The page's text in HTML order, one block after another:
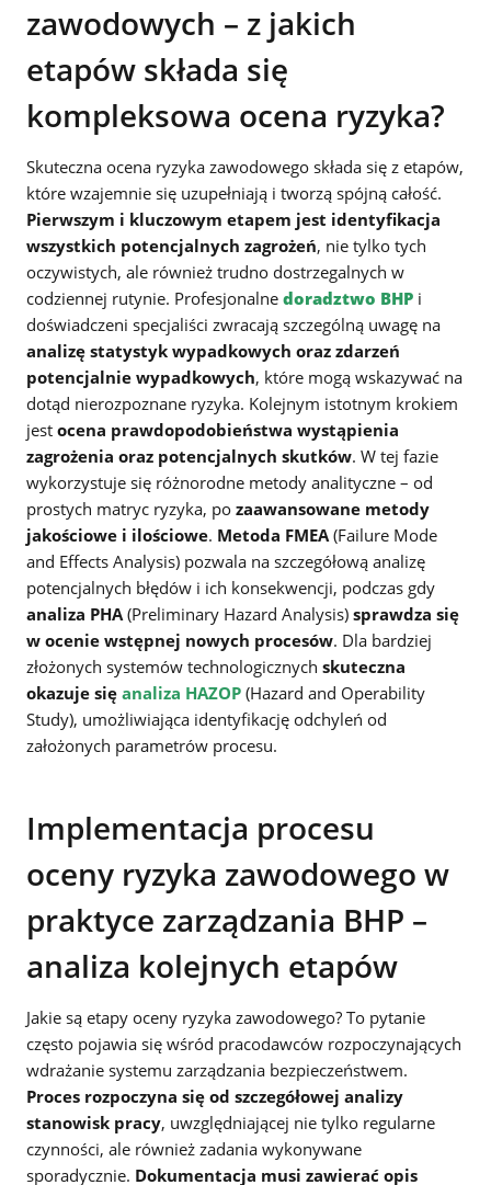
zawodowych – z jakich
etapów składa się
kompleksowa ocena ryzyka?
Skuteczna ocena ryzyka zawodowego składa się z etapów,
które wzajemnie się uzupełniają i tworzą spójną całość.
Pierwszym i kluczowym etapem jest identyfikacja
wszystkich potencjalnych zagrożeń, nie tylko tych
oczywistych, ale również trudno dostrzegalnych w
codziennej rutynie. Profesjonalne doradztwo BHP i
doświadczeni specjaliści zwracają szczególną uwagę na
analizę statystyk wypadkowych oraz zdarzeń
potencjalnie wypadkowych, które mogą wskazywać na
dotąd nierozpoznane ryzyka. Kolejnym istotnym krokiem
jest ocena prawdopodobieństwa wystąpienia
zagrożenia oraz potencjalnych skutków. W tej fazie
wykorzystuje się różnorodne metody analityczne – od
prostych matryc ryzyka, po zaawansowane metody
jakościowe i ilościowe. Metoda FMEA (Failure Mode
and Effects Analysis) pozwala na szczegółową analizę
potencjalnych błędów i ich konsekwencji, podczas gdy
analiza PHA (Preliminary Hazard Analysis) sprawdza się
w ocenie wstępnej nowych procesów. Dla bardziej
złożonych systemów technologicznych skuteczna
okazuje się analiza HAZOP (Hazard and Operability
Study), umożliwiająca identyfikację odchyleń od
założonych parametrów procesu.
Implementacja procesu
oceny ryzyka zawodowego w
praktyce zarządzania BHP –
analiza kolejnych etapów
Jakie są etapy oceny ryzyka zawodowego? To pytanie
często pojawia się wśród pracodawców rozpoczynających
wdrażanie systemu zarządzania bezpieczeństwem.
Proces rozpoczyna się od szczegółowej analizy
stanowisk pracy, uwzględniającej nie tylko regularne
czynności, ale również zadania wykonywane
sporadycznie. Dokumentacja musi zawierać opis